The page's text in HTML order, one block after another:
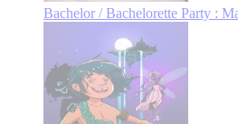
Bachelor / Bachelorette Party :